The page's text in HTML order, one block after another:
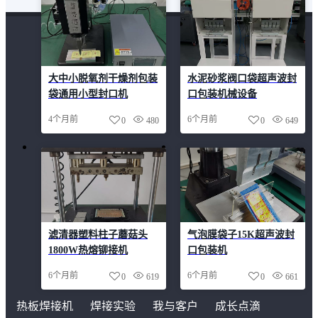
大中小脱氧剂干燥剂包装
袋通用小型封口机
4个月前 480
0
水泥砂浆阀口袋超声波封
口包装机械设备
6个月前 649
0
滤清器塑料柱子蘑菇头
1800W热熔铆接机
6个月前 619
0
气泡膜袋子15K超声波封
口包装机
6个月前 661
0
热板焊接机 焊接实验 我与客户 成长点滴